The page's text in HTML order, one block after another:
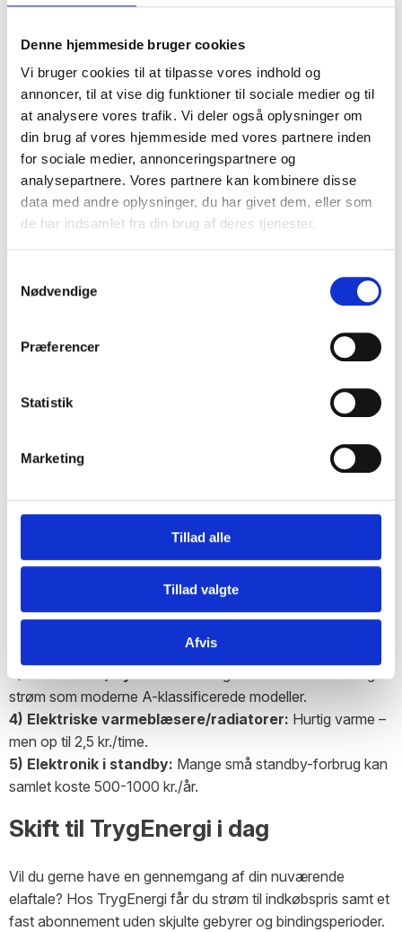
Denne hjemmeside bruger cookies
Vi bruger cookies til at tilpasse vores indhold og
annoncer, til at vise dig funktioner til sociale medier og til
at analysere vores trafik. Vi deler også oplysninger om
din brug af vores hjemmeside med vores partnere inden
for sociale medier, annonceringspartnere og
analysepartnere. Vores partnere kan kombinere disse
data med andre oplysninger, du har givet dem, eller som
de har indsamlet fra din brug af deres tjenester.
Nødvendige
Præferencer
Statistik
Marketing
Tillad alle
Tillad valgte
Afvis
Bruge elspareskinner til TV og elektronik.
Sørge for korrekt indstilling af køl og frys.
Bruge energibesparende programmer på maskiner.
Strømslugere, du bør kende til
Selv små apparater kan gøre større indhug i elregningen,
end du måske tror. Vi har samlet de største strømslugere
herunder.
1) Gulvvarme
(el-baseret): Kan koste op mod 10–20 kr. pr.
Op til 4 kr. pr. gang – lufttør i stedet.
3) Gamle køle/fryseskabe:Bruger ofte dobbelt så meget
strøm som moderne A-klassificerede modeller.
4) Elektriske varmeblæsere/radiatorer: Hurtig varme –
men op til 2,5 kr./time.
5) Elektronik i standby: Mange små standby-forbrug kan
samlet koste 500-1000 kr./år.
Skift til TrygEnergi i dag
Vil du gerne have en gennemgang af din nuværende
elaftale? Hos TrygEnergi får du strøm til indkøbspris samt et
fast abonnement uden skjulte gebyrer og bindingsperioder.